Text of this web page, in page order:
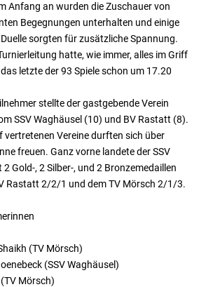
Anfang an wurden die Zuschauer von
Begegnungen unterhalten und einige
sorgten für zusätzliche Spannung.
hatte, wie immer, alles im Griff
letzte der 93 Spiele schon um 17.20
stellte der gastgebende Verein
SSV Waghäusel (10) und BV Rastatt (8).
vertretenen Vereine durften sich über
freuen. Ganz vorne landete der SSV
Gold-, 2 Silber-, und 2 Bronzemedaillen
Rastatt 2/2/1 und dem TV Mörsch 2/1/3.
(TV Mörsch)
(SSV Waghäusel)
Mörsch)